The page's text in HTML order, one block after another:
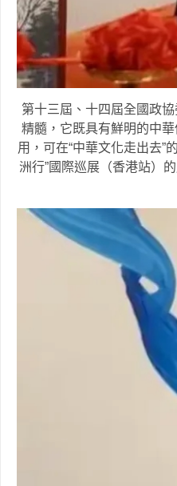
第十三屆、十四屆全國政
精髓，它既具有鮮明的中
用，可在“中華文化走出去”
洲行”國際巡展（香港站）